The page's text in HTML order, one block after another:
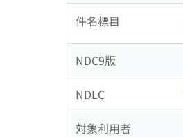
件名標目
NDC9版
NDLC
対象利用者